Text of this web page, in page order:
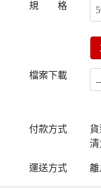
規 格
檔案下載
付款方式
運送方式